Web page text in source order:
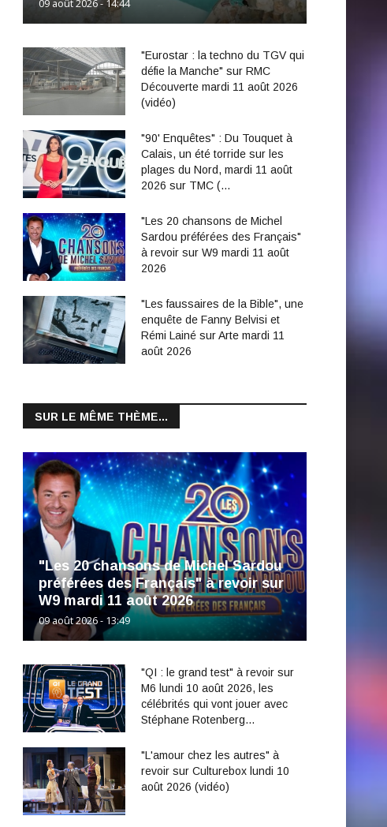
09 août 2026 - 14:44
"Eurostar : la techno du TGV qui
défie la Manche" sur RMC
Découverte mardi 11 août 2026
(vidéo)
"90' Enquêtes" : Du Touquet à
Calais, un été torride sur les
plages du Nord, mardi 11 août
2026 sur TMC (…
"Les 20 chansons de Michel
Sardou préférées des Français"
à revoir sur W9 mardi 11 août
2026
"Les faussaires de la Bible", une
enquête de Fanny Belvisi et
Rémi Lainé sur Arte mardi 11
août 2026
SUR LE MÊME THÈME...
"Les 20 chansons de Michel Sardou
préférées des Français" à revoir sur
W9 mardi 11 août 2026
09 août 2026 - 13:49
"QI : le grand test" à revoir sur
M6 lundi 10 août 2026, les
célébrités qui vont jouer avec
Stéphane Rotenberg…
"L'amour chez les autres" à
revoir sur Culturebox lundi 10
août 2026 (vidéo)